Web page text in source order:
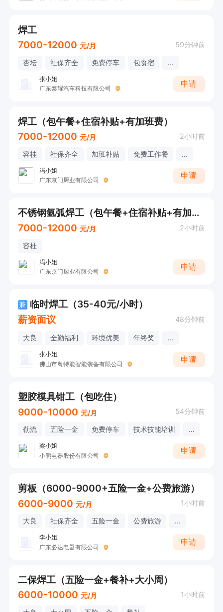
焊工
7000-12000 元/月 59分钟前
杏坛 社保齐全 免费停车 包食宿 ...
张小姐
广东泰耀汽车科技有限公司
申请
焊工（包午餐+住宿补贴+有加班费）
7000-12000 元/月 2小时前
容桂 社保齐全 加班补贴 免费工作餐 ...
冯小姐
广东京门厨业有限公司
申请
不锈钢氩弧焊工（包午餐+住宿补贴+有加班费）
7000-12000 元/月 2小时前
容桂
冯小姐
广东京门厨业有限公司
申请
兼 临时焊工（35-40元/小时）
薪资面议
48分钟前
大良 全勤福利 环境优美 年终奖 ...
张小姐
佛山市粤特能智能装备有限公司
申请
塑胶模具钳工（包吃住）
9000-10000 元/月 54分钟前
勒流 五险一金 免费停车 技术技能培训 ...
梁小姐
小熊电器股份有限公司
申请
剪板（6000-9000+五险一金+公费旅游）
6000-9000 元/月 1小时前
大良 社保齐全 五险一金 公费旅游 ...
李小姐
广东必达电器有限公司
申请
二保焊工（五险一金+餐补+大小周）
6000-10000 元/月 1小时前